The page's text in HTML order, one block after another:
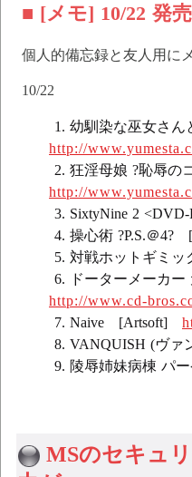
■ [メモ] 10/22 発
個人的備忘録と友人用
10/22
幼馴染な巫女さ
http://
狂淫母娘 ?恥辱
http://
SixtyNine 2
操心術 ?P.S.＠4?
対戦ホットギミ
ドーターメーカ
http://www.cd-
Naive [Artsoft]
VANQUISH (ヴ
陵辱姉妹病棟 パ
MSのセキュ